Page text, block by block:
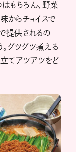
もちろん、野菜
からチョイスで
で提供されるの
グツグツ煮える
てアツアツをど